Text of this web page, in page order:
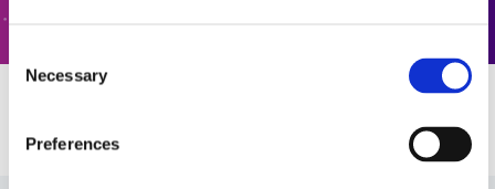
Selection
Necessary
Preferences
资源